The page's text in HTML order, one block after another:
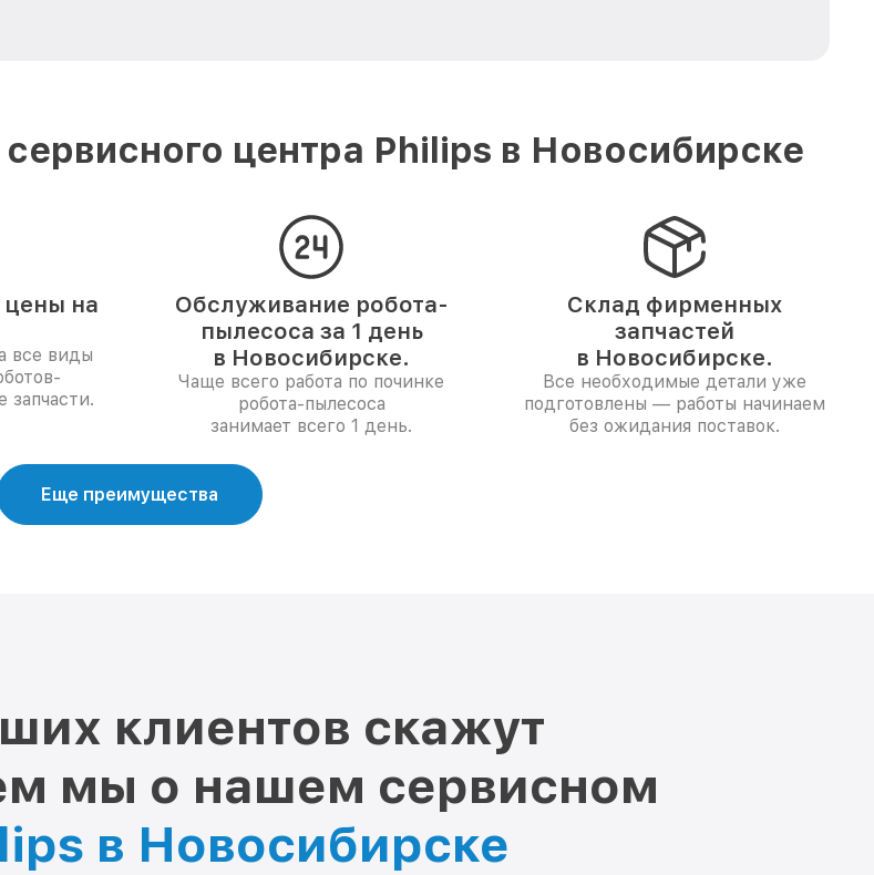
центра Philips в Новосибирске
на
все виды
запчасти.
Обслуживание робота-
пылесоса за 1 день
в Новосибирске.
Чаще всего работа по починке
робота-пылесоса
занимает всего 1 день.
Склад фирменных
запчастей
в Новосибирске.
Все необходимые детали уже
подготовлены — работы начинаем
без ожидания поставок.
Еще преимущества
клиентов скажут
мы о нашем сервисном
в Новосибирске